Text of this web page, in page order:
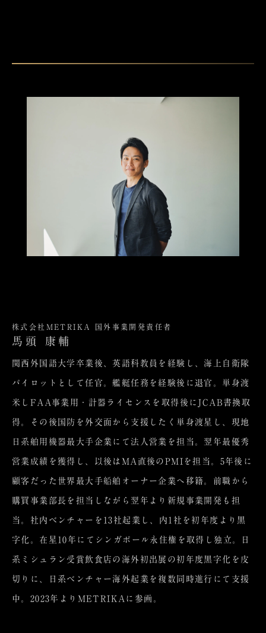
株式会社METRIKA 国外事業開発責任者
馬頭 康輔
関西外国語大学卒業後、英語科教員を経験し、海上自衛隊
パイロットとして任官。艦艇任務を経験後に退官。単身渡
米しFAA事業用・計器ライセンスを取得後にJCAB書換取
得。その後国防を外交面から支援したく単身渡星し、現地
日系舶用機器最大手企業にて法人営業を担当。翌年最優秀
営業成績を獲得し、以後はMA直後のPMIを担当。5年後に
顧客だった世界最大手船舶オーナー企業へ移籍。前職から
購買事業部長を担当しながら翌年より新規事業開発も担
当。社内ベンチャーを13社起業し、内1社を初年度より黒
字化。在星10年にてシンガポール永住権を取得し独立。日
系ミシュラン受賞飲食店の海外初出展の初年度黒字化を皮
切りに、日系ベンチャー海外起業を複数同時進行にて支援
中。2023年よりMETRIKAに参画。